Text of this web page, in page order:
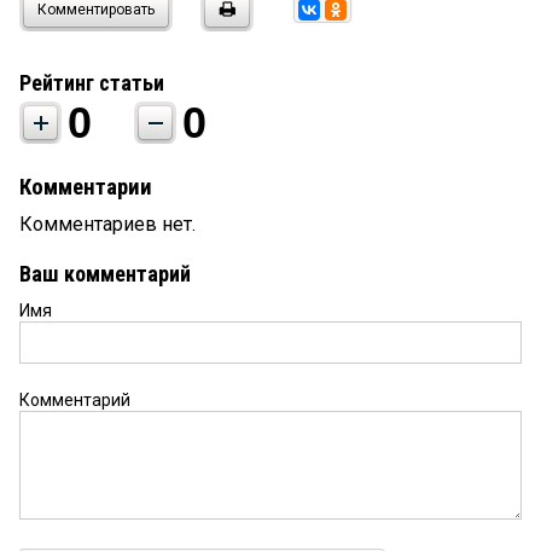
Комментировать
Рейтинг статьи
0 0
Комментарии
Комментариев нет.
Ваш комментарий
Имя
Комментарий